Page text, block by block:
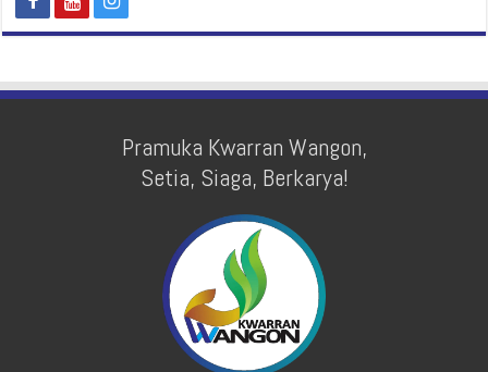
Pramuka Kwarran Wangon,
Setia, Siaga, Berkarya!